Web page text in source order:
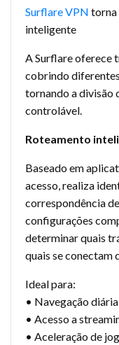
Surflare VPN torna
inteligente
A Surflare oferece
cobrindo
tornando a divisão
controlável.
Roteamento
Baseado em
acesso, realiza
correspondência
configurações
determinar quais
quais se conectam
Ideal para:
• Navegação diária
• Acesso a
• Aceleração de